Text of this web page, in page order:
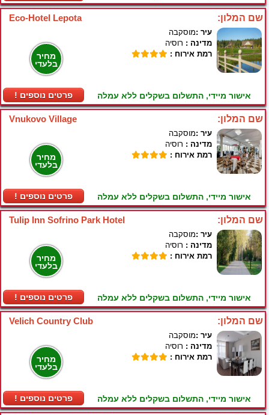
Eco-Hotel Lepota שם המלון:
מחיר
בלעדי
! פרטים נוספים
עיר :מוסקבה
מדינה : רוסיה
רמת אירוח :
אישור מיידי, התשלום בשקלים ללא עמלה
Vnukovo Village שם המלון:
מחיר
בלעדי
! פרטים נוספים
עיר :מוסקבה
מדינה : רוסיה
רמת אירוח :
אישור מיידי, התשלום בשקלים ללא עמלה
Tulip Inn Sofrino Park Hotel שם המלון:
מחיר
בלעדי
! פרטים נוספים
עיר :מוסקבה
מדינה : רוסיה
רמת אירוח :
אישור מיידי, התשלום בשקלים ללא עמלה
Velich Country Club שם המלון:
מחיר
בלעדי
! פרטים נוספים
עיר :מוסקבה
מדינה : רוסיה
רמת אירוח :
אישור מיידי, התשלום בשקלים ללא עמלה